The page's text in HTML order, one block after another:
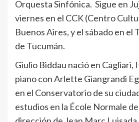
Orquesta Sinfónica. Sigue en
viernes en el CCK (Centro
Buenos Aires, y el sábado en el
de Tucumán.
Giulio Biddau nació en Cagliari,
piano con Arlette Giangrandi
en el Conservatorio de su
estudios en la École Normale